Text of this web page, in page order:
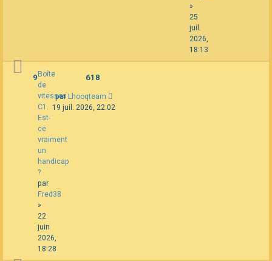
»
25
juil.
2026,
18:13
Boîte
de
vitesses
C1.
Est-
ce
vraiment
un
handicap
?
par
Fred38
»
22
juin
2026,
18:28
9 618
par Lhooqteam
19 juil. 2026, 22:02